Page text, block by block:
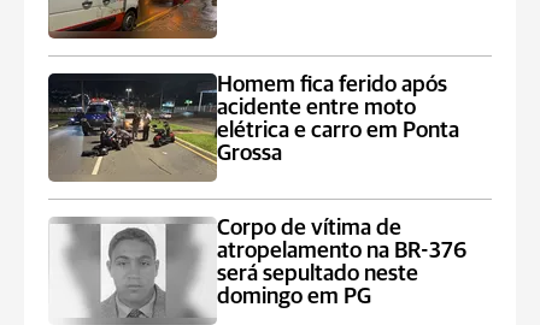
Homem fica ferido após
acidente entre moto
elétrica e carro em Ponta
Grossa
Corpo de vítima de
atropelamento na BR-376
será sepultado neste
domingo em PG